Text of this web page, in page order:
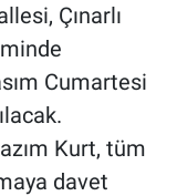
Çınarlı
Cumartesi
Kurt, tüm
davet